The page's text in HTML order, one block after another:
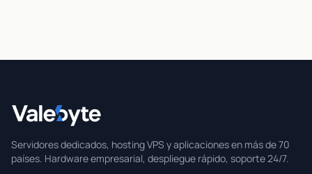
Servidores dedicados, hosting VPS y aplicaciones en más de 70
países. Hardware empresarial, despliegue rápido, soporte 24/7.